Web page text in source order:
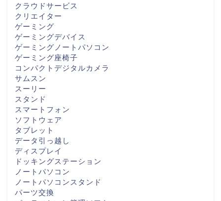
クラウドサービス
クリエイター
ゲーミング
ゲーミングデバイス
ゲーミングノートパソコン
ゲーミング座椅子
コンパクトデジタルカメラ
サムスン
スーリー
スタンド
スマートフォン
ソフトウェア
タブレット
データ引っ越し
ディスプレイ
ドッキングステーション
ノートパソコン
ノートパソコンスタンド
パーツ交換